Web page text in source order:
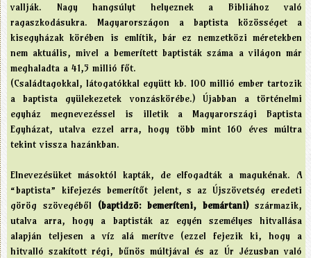
vallják. Nagy hangsúlyt helyeznek a Bibliához való
ragaszkodásukra. Magyarországon a baptista közösséget a
kisegyházak körében is említik, bár ez nemzetközi méretekben
nem aktuális, mivel a bemerített baptisták száma a világon már
meghaladta a 41,5 millió főt.
(Családtagokkal, látogatókkal együtt kb. 100 millió ember tartozik
a baptista gyülekezetek vonzáskörébe.) Újabban a történelmi
egyház megnevezéssel is illetik a Magyarországi Baptista
Egyházat, utalva ezzel arra, hogy több mint 160 éves múltra
tekint vissza hazánkban.
Elnevezésüket másoktól kapták, de elfogadták a magukénak. A
“baptista” kifejezés bemerítőt jelent, s az Újszövetség eredeti
görög szövegéből (baptidzō: bemeríteni, bemártani)származik,
utalva arra, hogy a baptisták az egyén személyes hitvallása
alapján teljesen a víz alá merítve (ezzel fejezik ki, hogy a
hitvalló szakított régi, bűnös múltjával és az Úr Jézusban való